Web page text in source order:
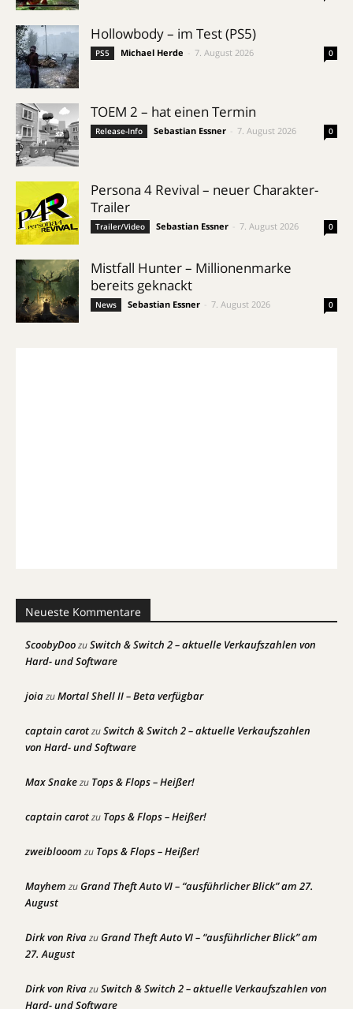
Hollowbody – im Test (PS5)
PS5 Michael Herde 7. August 2026 0
TOEM 2 – hat einen Termin
Release-Info Sebastian Essner 7. August 2026 0
Persona 4 Revival – neuer Charakter-
Trailer
Trailer/Video Sebastian Essner 7. August 2026 0
Mistfall Hunter – Millionenmarke
bereits geknackt
News Sebastian Essner 7. August 2026 0
Neueste Kommentare
ScoobyDoozuSwitch & Switch 2 – aktuelle Verkaufszahlen von
Hard- und Software
joiazuMortal Shell II – Beta verfügbar
captain carotzuSwitch & Switch 2 – aktuelle Verkaufszahlen
von Hard- und Software
Max Snakezu Tops & Flops – Heißer!
captain carotzu Tops & Flops – Heißer!
zweiblooom zu Tops & Flops – Heißer!
Mayhem zuGrand Theft Auto VI – “ausführlicher Blick” am 27.
August
Dirk von RivazuGrand Theft Auto VI – “ausführlicher Blick” am
27. August
Dirk von RivazuSwitch & Switch 2 – aktuelle Verkaufszahlen von
Hard- und Software